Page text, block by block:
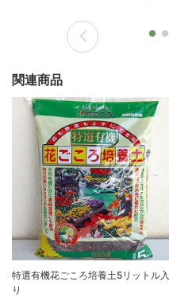
関連商品
特選有機花ごころ培養土5リットル入
り